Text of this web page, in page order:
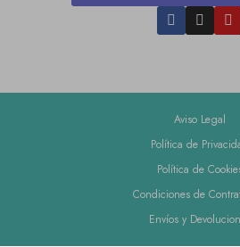
Aviso Legal
Política de
Política de
Condiciones de
Envíos y